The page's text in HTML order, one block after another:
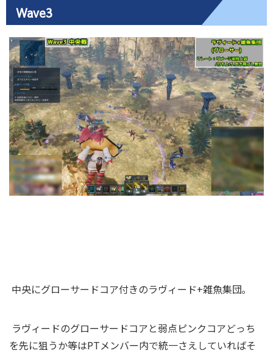
Wave3
中央にグローサードコア付きのラヴィード+雑魚集団｡
ラヴィードのグローサードコアと弱点ピンクコアどっち
を先に狙うか等はPTメンバー内で統一さえしていればそ